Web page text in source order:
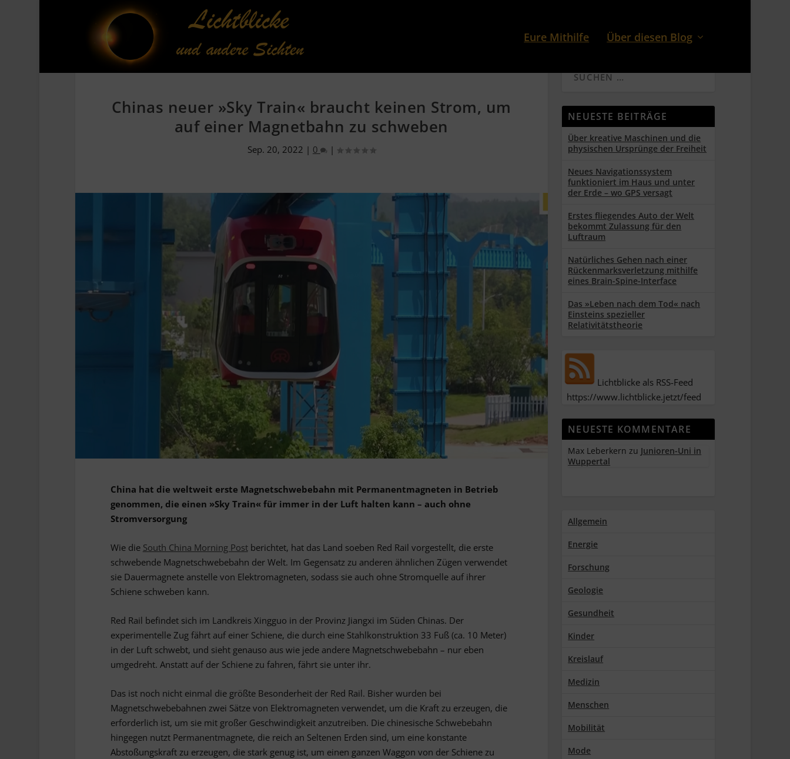
Eure Mithilfe Über diesen Blog
Chinas neuer »Sky Train« braucht keinen Strom, um
auf einer Magnetbahn zu schweben
Sep. 20, 2022 | 0 |
China hat die weltweit erste Magnetschwebebahn mit Permanentmagneten in Betrieb
genommen, die einen »Sky Train« für immer in der Luft halten kann – auch ohne
Stromversorgung
Wie die South China Morning Postberichtet, hat das Land soeben Red Rail vorgestellt, die erste
schwebende Magnetschwebebahn der Welt. Im Gegensatz zu anderen ähnlichen Zügen verwendet
sie Dauermagnete anstelle von Elektromagneten, sodass sie auch ohne Stromquelle auf ihrer
Schiene schweben kann.
Red Rail befindet sich im Landkreis Xingguo in der Provinz Jiangxi im Süden Chinas. Der
experimentelle Zug fährt auf einer Schiene, die durch eine Stahlkonstruktion 33 Fuß (ca. 10 Meter)
in der Luft schwebt, und sieht genauso aus wie jede andere Magnetschwebebahn – nur eben
umgedreht. Anstatt auf der Schiene zu fahren, fährt sie unter ihr.
Das ist noch nicht einmal die größte Besonderheit der Red Rail. Bisher wurden bei
Magnetschwebebahnen zwei Sätze von Elektromagneten verwendet, um die Kraft zu erzeugen, die
erforderlich ist, um sie mit großer Geschwindigkeit anzutreiben. Die chinesische Schwebebahn
hingegen nutzt Permanentmagnete, die reich an Seltenen Erden sind, um eine konstante
Abstoßungskraft zu erzeugen, die stark genug ist, um einen ganzen Waggon von der Schiene zu
NEUESTE BEITRÄGE
Über kreative Maschinen und die
physischen Ursprünge der Freiheit
Neues Navigationssystem
funktioniert im Haus und unter
der Erde – wo GPS versagt
Erstes fliegendes Auto der Welt
bekommt Zulassung für den
Luftraum
Natürliches Gehen nach einer
Rückenmarksverletzung mithilfe
eines Brain-Spine-Interface
Das »Leben nach dem Tod« nach
Einsteins spezieller
Relativitätstheorie
Lichtblicke als RSS-Feed
https://www.lichtblicke.jetzt/feed
NEUESTE KOMMENTARE
Max Leberkern zu Junioren-Uni in
Wuppertal
Allgemein
Energie
Forschung
Geologie
Gesundheit
Kinder
Kreislauf
Medizin
Menschen
Mobilität
Mode